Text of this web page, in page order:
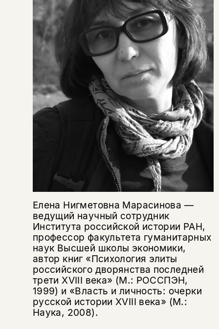
Елена Нигметовна Марасинова —
ведущий научный сотрудник
Института российской истории РАН,
профессор факультета гуманитарных
наук Высшей школы экономики,
автор книг «Психология элиты
российского дворянства последней
трети XVIII века» (М.: РОССПЭН,
1999) и «Власть и личность: очерки
русской истории XVIII века» (М.:
Наука, 2008).
Копировать
ссылку
ВконтактеТелеграм Дзен